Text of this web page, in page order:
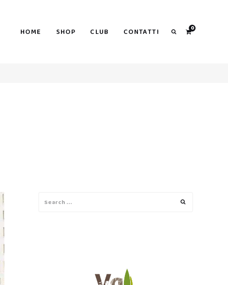
HOME SHOP CLUB CONTATTI 0
for: